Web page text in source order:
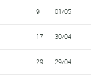
9 01/05
17 30/04
29 29/04